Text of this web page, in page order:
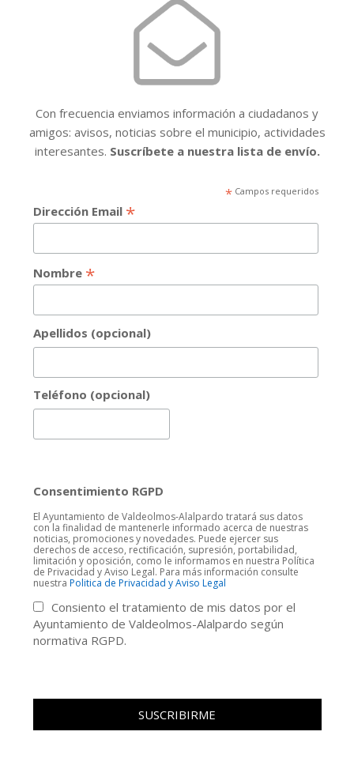
Con frecuencia enviamos información a ciudadanos y
amigos: avisos, noticias sobre el municipio, actividades
interesantes. Suscríbete a nuestra lista de envío.
*Campos requeridos
Dirección Email *
Nombre *
Apellidos (opcional)
Teléfono (opcional)
Consentimiento RGPD
El Ayuntamiento de Valdeolmos-Alalpardo tratará sus datos
con la finalidad de mantenerle informado acerca de nuestras
noticias, promociones y novedades. Puede ejercer sus
derechos de acceso, rectificación, supresión, portabilidad,
limitación y oposición, como le informamos en nuestra Política
de Privacidad y Aviso Legal. Para más información consulte
nuestra Politica de Privacidad y Aviso Legal
Consiento el tratamiento de mis datos por el
Ayuntamiento de Valdeolmos-Alalpardo según
normativa RGPD.